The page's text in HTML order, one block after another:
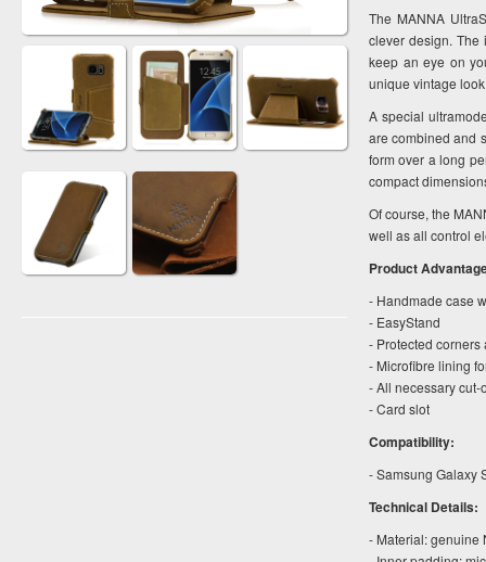
The MANNA
clever design. The
keep an eye on
unique vintage
A special
are combined and
form over a long
compact
Of course, the
well as all control
Product
- Handmade case
- EasyStand
- Protected corners
- Microfibre lining
- All necessary cut-
- Card slot
Compatibility:
- Samsung Galaxy
Technical Details:
- Material: genuine